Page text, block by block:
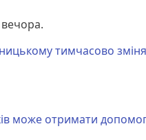
тимчасово
може отримати